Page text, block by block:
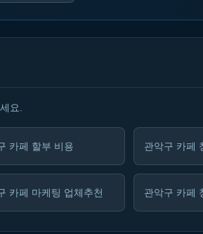
요.
카페 할부 비용 관악구 카페
카페 마케팅 업체추천 관악구 카페